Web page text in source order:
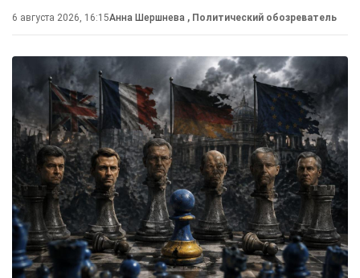
6 августа 2026, 16:15Анна Шершнева , Политический обозреватель